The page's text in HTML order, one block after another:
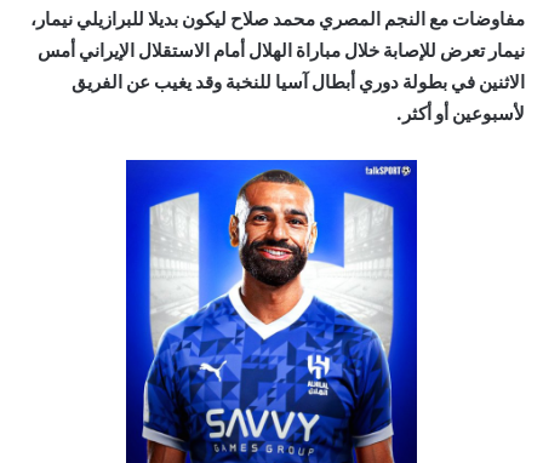
مفاوضات مع النجم المصري محمد صلاح ليكون بديلا للبرازيلي نيمار،
نيمار تعرض للإصابة خلال مباراة الهلال أمام الاستقلال الإيراني أمس
الاثنين في بطولة دوري أبطال آسيا للنخبة وقد يغيب عن الفريق
لأسبوعين أو أكثر.